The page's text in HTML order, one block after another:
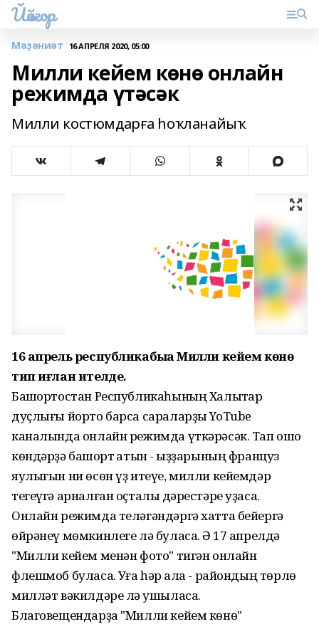
Йәйғор
Мәҙәниәт 16 АПРЕЛЯ 2020, 05:00
Милли кейем көнө онлайн
режимда үтәсәк
Милли костюмдарға һоҡланайыҡ
16 апрель республикабыҙҙа Милли кейем көнө
тип иғлан ителде.
Башҡортостан Республикаһының Халыҡтар
дуҫлығы йорто барса сараларҙы YoTube
каналында онлайн режимда үткәрәсәк. Тап ошо
көндәрҙә башҡорт ҡатын - ҡыҙҙарының француз
яулығын ни өсөн үҙ итеүе, милли кейемдәр
тегеүгә арналған оҫталыҡ дәрестәре уҙасаҡ.
Онлайн режимда теләгәндәргә хатта бейергә
өйрәнеү мөмкинлеге лә буласаҡ. Ә 17 апрелдә
"Милли кейем менән фото" тигән онлайн
флешмоб буласаҡ. Уға һәр ҡала - райондың төрлө
милләт вәкилдәре лә ҡушыласаҡ.
Благовещендарҙа "Милли кейем көнө"